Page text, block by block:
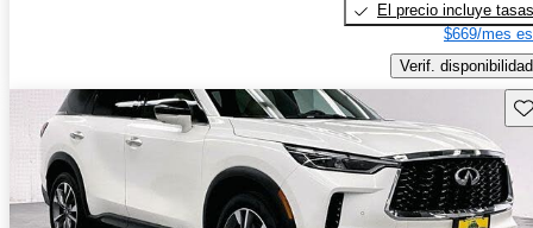
El precio incluye tasas
$669/mes
Verif. disponibilidad